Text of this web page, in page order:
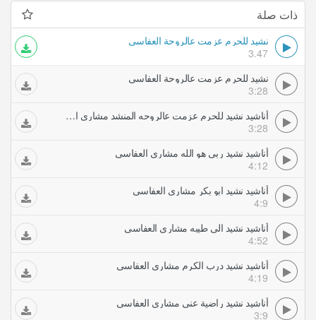
ذات صلة
نشيد للحرم عزمت عالروحة العفاسي
3.47
نشيد للحرم عزمت عالروحة العفاسي
3:28
أناشيد نشيد للحرم عزمت عالروحه المنشد مشاري العفاسي
3:28
أناشيد نشيد ربي هو الله مشاري العفاسي
4:12
أناشيد نشيد ابو بكر مشاري العفاسي
4:9
أناشيد نشيد الى طيبه مشاري العفاسي
4:52
أناشيد نشيد درب الكرم مشاري العفاسي
4:19
أناشيد نشيد راضية عني مشاري العفاسي
3:9